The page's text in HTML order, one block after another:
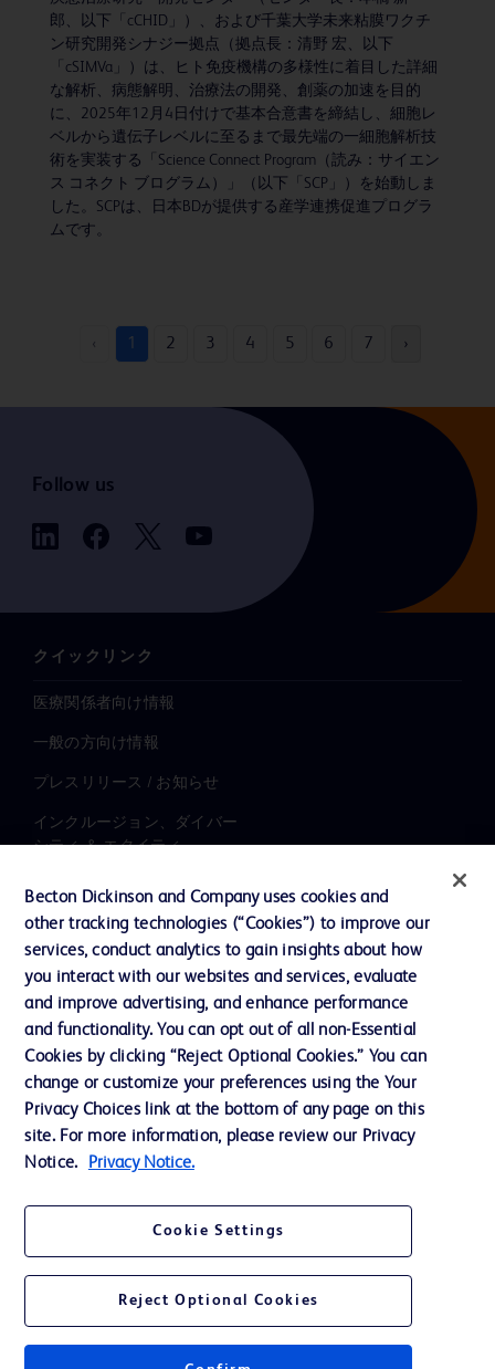
郎、以下「cCHID」）、および千葉大学未来粘膜ワクチ
ン研究開発シナジー拠点（拠点長：清野 宏、以下
「cSIMVa」）は、ヒト免疫機構の多様性に着目した詳細
な解析、病態解明、治療法の開発、創薬の加速を目的
に、2025年12月4日付けで基本合意書を締結し、細胞レ
ベルから遺伝子レベルに至るまで最先端の一細胞解析技
術を実装する「Science Connect Program（読み：サイエン
ス コネクト ブログラム）」（以下「SCP」）を始動しま
した。SCPは、日本BDが提供する産学連携促進プログラ
ムです。
‹ 1 2 3 4 5 6 7 ›
Follow us
クイックリンク
医療関係者向け情報
一般の方向け情報
プレスリリース / お知らせ
インクルージョン、ダイバー
シティ ＆ エクイティ
会社案内
お問い合わせ
Cookie Preferences
プライバシーポリシー
ご利用規約
Becton, Dickinson and Company. All other trademarks are the property of
their respective owners.
Becton Dickinson and Company uses cookies and
other tracking technologies (“Cookies”) to improve our
services, conduct analytics to gain insights about how
you interact with our websites and services, evaluate
and improve advertising, and enhance performance
and functionality. You can opt out of all non-Essential
Cookies by clicking “Reject Optional Cookies.” You can
change or customize your preferences using the Your
Privacy Choices link at the bottom of any page on this
site. For more information, please review our Privacy
Notice.
Privacy Notice.
Cookie Settings
Reject Optional Cookies